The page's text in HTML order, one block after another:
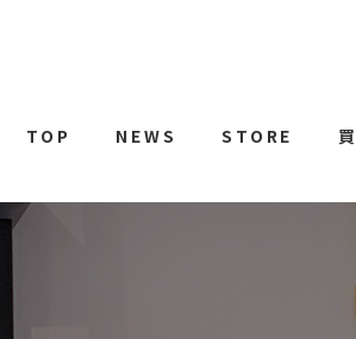
TOP NEWS STORE